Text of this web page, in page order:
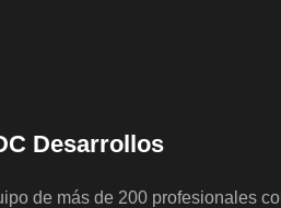
Desarrollos
de más de 200 profesionales